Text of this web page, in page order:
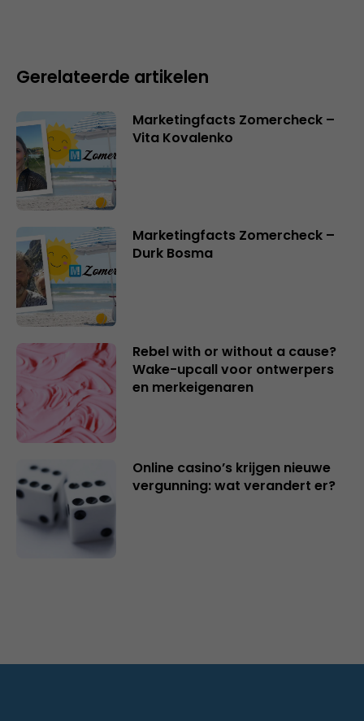
Gerelateerde artikelen
Marketingfacts Zomercheck –
Vita Kovalenko
Marketingfacts Zomercheck –
Durk Bosma
Rebel with or without a cause?
Wake-upcall voor ontwerpers
en merkeigenaren
Online casino’s krijgen nieuwe
vergunning: wat verandert er?